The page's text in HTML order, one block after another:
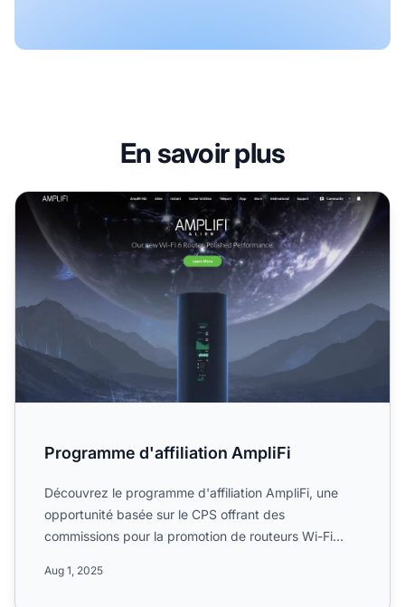
En savoir plus
Programme d'affiliation AmpliFi
Programme d'affiliation AmpliFi
Découvrez le programme d'affiliation AmpliFi, une
opportunité basée sur le CPS offrant des
commissions pour la promotion de routeurs Wi-Fi
Aug 1, 2025